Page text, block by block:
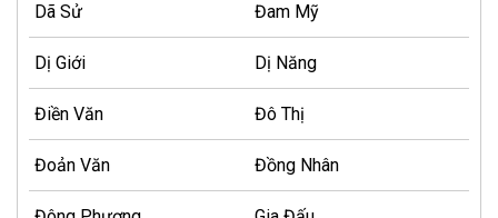
Dã Sử Đam Mỹ
Dị Giới Dị Năng
Điền Văn Đô Thị
Đoản Văn Đồng Nhân